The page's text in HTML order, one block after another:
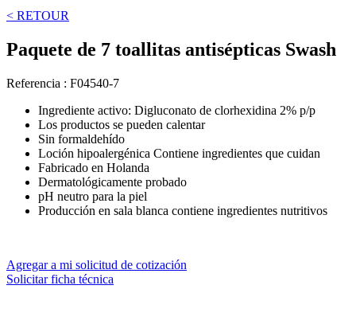
< RETOUR
Paquete de 7 toallitas antisépticas Swash
Referencia : F04540-7
Ingrediente activo: Digluconato de clorhexidina 2% p/p
Los productos se pueden calentar
Sin formaldehído
Loción hipoalergénica Contiene ingredientes que cuidan
Fabricado en Holanda
Dermatológicamente probado
pH neutro para la piel
Producción en sala blanca contiene ingredientes nutritivos
Agregar a mi solicitud de cotización
Solicitar ficha técnica